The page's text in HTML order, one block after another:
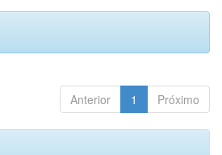
Anterior 1 Próximo